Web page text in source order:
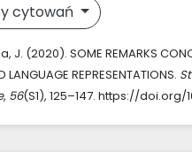
cytowań
J. (2020). SOME REMARKS
LANGUAGE REPRESENTATIONS.
, 56(S1), 125–147. https://doi.org/